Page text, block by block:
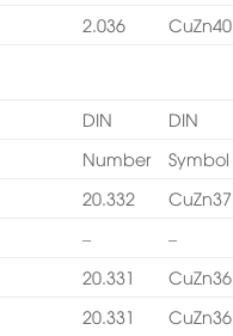
2.036 CuZn40
DIN
DIN
Number
Symbol
20.332
–
–
20.331
20.331